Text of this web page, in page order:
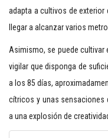
adapta a cultivos de
llegar a alcanzar varios
Asimismo, se puede cultivar
vigilar que disponga de
a los 85 días,
cítricos y unas sensaciones
a una explosión de